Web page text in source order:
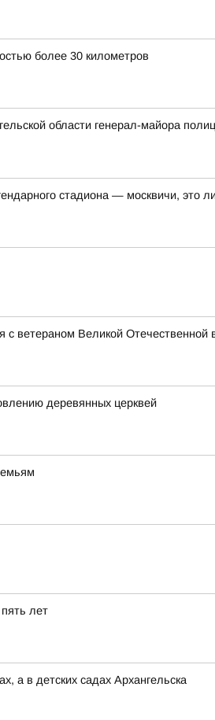
более 30 километров
области генерал-майора
стадиона — москвичи, это
с ветераном Великой Отечественной
деревянных церквей
лет
а в детских садах Архангельска